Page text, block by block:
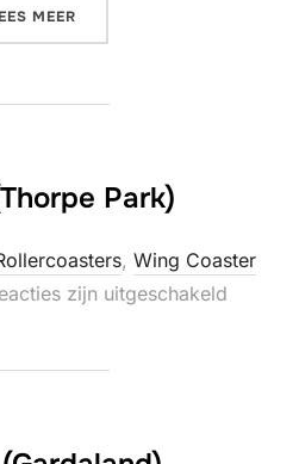
MEER
Park)
, Wing Coaster
zijn uitgeschakeld